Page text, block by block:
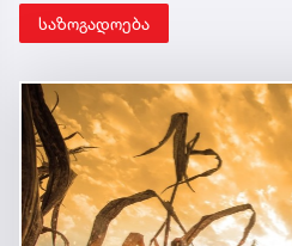
საზოგადოება